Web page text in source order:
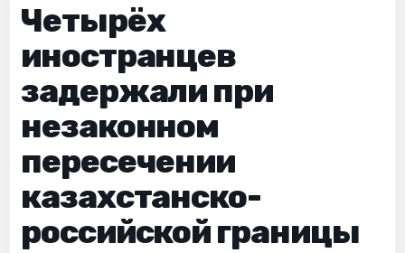
Четырёх
иностранцев
задержали при
незаконном
пересечении
казахстанско-
российской границы